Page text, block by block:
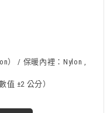
） / 保暖內裡：Nylon ,
值 ±2 公分）